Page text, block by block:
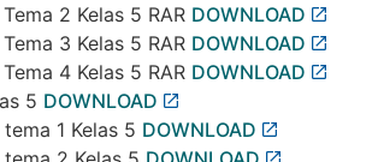
2 Kelas 5 RAR DOWNLOAD
3 Kelas 5 RAR DOWNLOAD
4 Kelas 5 RAR DOWNLOAD
5 DOWNLOAD
1 Kelas 5 DOWNLOAD